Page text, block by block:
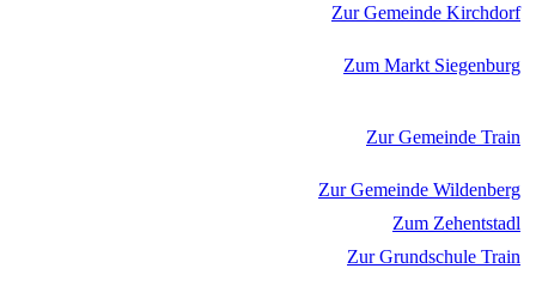
Zur Gemeinde Kirchdorf
Zum Markt Siegenburg
Zur Gemeinde Train
Zur Gemeinde Wildenberg
Zum Zehentstadl
Zur Grundschule Train